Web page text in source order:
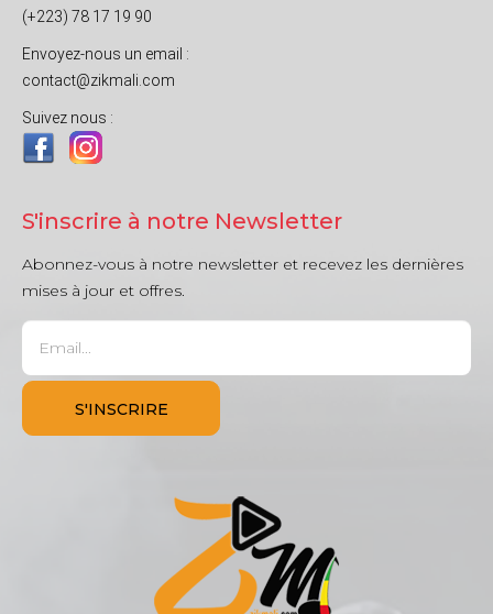
(+223) 78 17 19 90
Envoyez-nous un email :
contact@zikmali.com
Suivez nous :
S'inscrire à notre Newsletter
Abonnez-vous à notre newsletter et recevez les dernières
mises à jour et offres.